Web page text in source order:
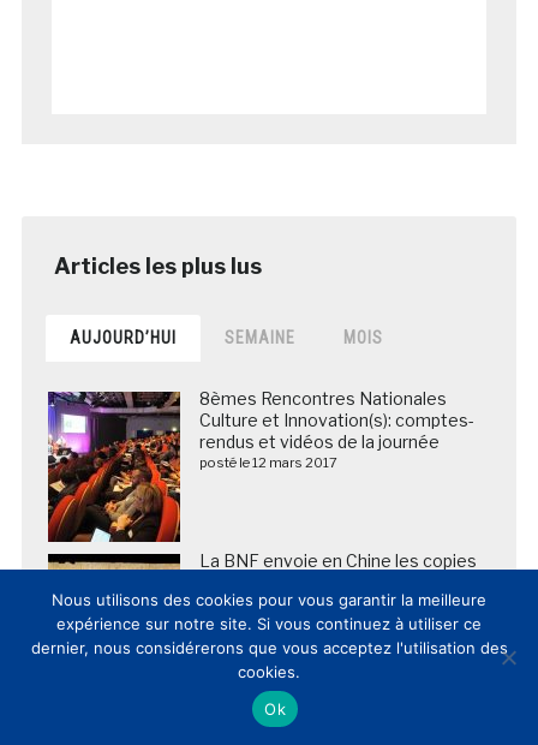
AUJOURD’HUI SEMAINE MOIS
8èmes Rencontres Nationales
Culture et Innovation(s): comptes-
rendus et vidéos de la journée
posté le 12 mars 2017
La BNF envoie en Chine les copies
manuscrits des grottes de
Dunhuang
posté le 25 mars 2018
L’innovation dans les musées et
Nous utilisons des cookies pour vous garantir la meilleure
expérience sur notre site. Si vous continuez à utiliser ce
dernier, nous considérerons que vous acceptez l'utilisation des
cookies.
Ok